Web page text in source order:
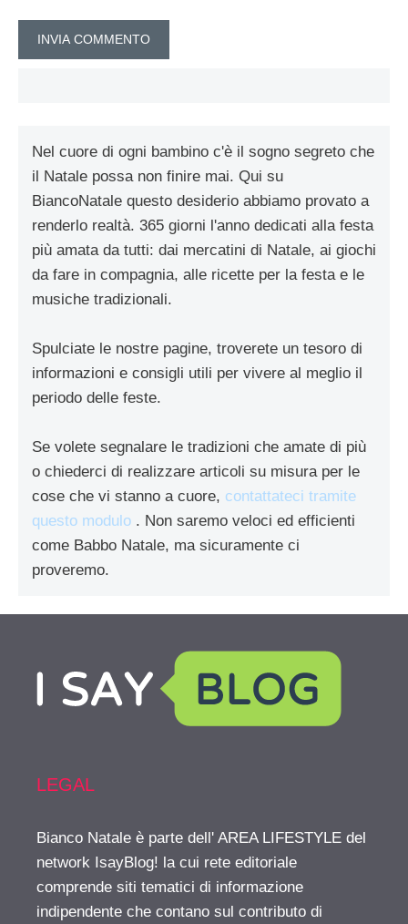
Nel cuore di ogni bambino c'è il sogno segreto che
il Natale possa non finire mai. Qui su
BiancoNatale questo desiderio abbiamo provato a
renderlo realtà. 365 giorni l'anno dedicati alla festa
più amata da tutti: dai mercatini di Natale, ai giochi
da fare in compagnia, alle ricette per la festa e le
musiche tradizionali.
Spulciate le nostre pagine, troverete un tesoro di
informazioni e consigli utili per vivere al meglio il
periodo delle feste.
Se volete segnalare le tradizioni che amate di più
o chiederci di realizzare articoli su misura per le
cose che vi stanno a cuore, contattateci tramite
questo modulo . Non saremo veloci ed efficienti
come Babbo Natale, ma sicuramente ci
proveremo.
LEGAL
Bianco Natale è parte dell' AREA LIFESTYLE del
network IsayBlog! la cui rete editoriale
comprende siti tematici di informazione
indipendente che contano sul contributo di